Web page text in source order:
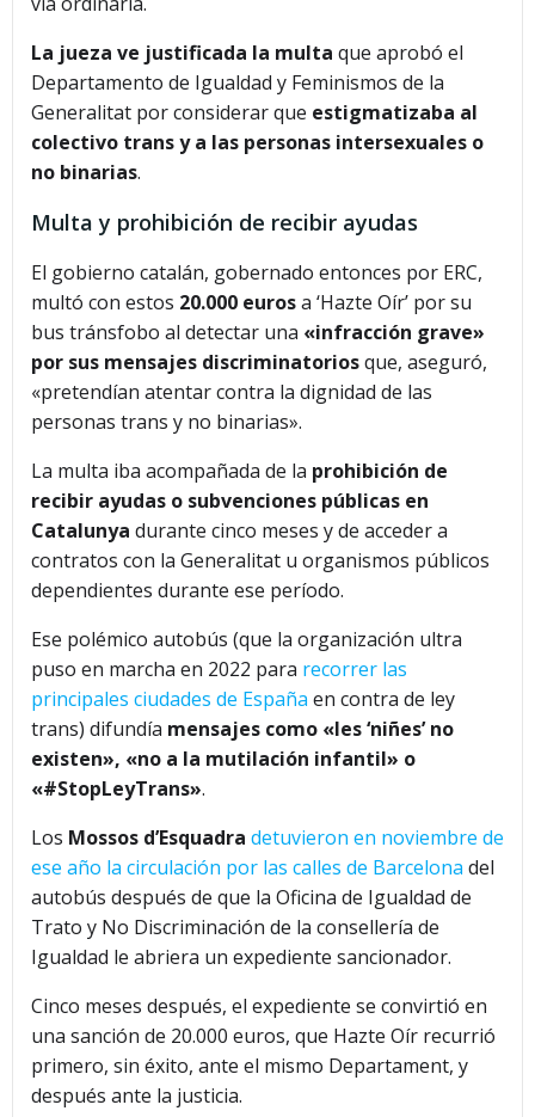
La jueza ve justificada la multa que aprobó el
Departamento de Igualdad y Feminismos de la
Generalitat por considerar que estigmatizaba al
colectivo trans y a las personas intersexuales o
no binarias.
Multa y prohibición de recibir ayudas
El gobierno catalán, gobernado entonces por ERC,
multó con estos 20.000 eurosa ‘Hazte Oír’ por su
bus tránsfobo al detectar una «infracción grave»
por sus mensajes discriminatoriosque, aseguró,
«pretendían atentar contra la dignidad de las
personas trans y no binarias».
La multa iba acompañada de la prohibición de
recibir ayudas o subvenciones públicas en
Catalunya durante cinco meses y de acceder a
contratos con la Generalitat u organismos públicos
dependientes durante ese período.
Ese polémico autobús (que la organización ultra
puso en marcha en 2022 para recorrer las
principales ciudades de España en contra de ley
trans) difundía mensajes como «les ‘niñes’ no
existen», «no a la mutilación infantil» o
«#StopLeyTrans».
Los Mossos d’Esquadra detuvieron en noviembre de
ese año la circulación por las calles de Barcelona del
autobús después de que la Oficina de Igualdad de
Trato y No Discriminación de la consellería de
Igualdad le abriera un expediente sancionador.
Cinco meses después, el expediente se convirtió en
una sanción de 20.000 euros, que Hazte Oír recurrió
primero, sin éxito, ante el mismo Departament, y
después ante la justicia.